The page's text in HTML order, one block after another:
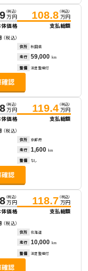
（税込）
万円
体価格
108.8 （税込）
万円
支払総額
（税込）
住所 秋田県
走行 59,000 km
整備 法定整備付
（税込）
万円
体価格
119.4 （税込）
万円
支払総額
（税込）
住所 京都府
走行 1,600 km
整備 なし
（税込）
万円
体価格
118.7 （税込）
万円
支払総額
（税込）
住所 北海道
走行 10,000 km
整備 法定整備付